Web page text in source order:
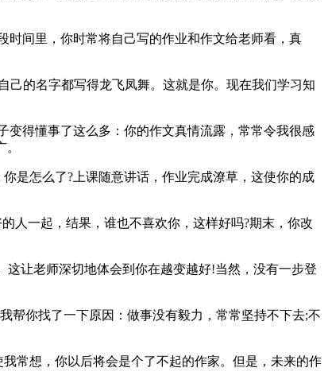
间里，你时常将自己写的作业和作文给老师看，真
的名字都写得龙飞凤舞。这就是你。现在我们学习知
得懂事了这么多：你的作文真情流露，常常令我很感
是怎么了?上课随意讲话，作业完成潦草，这使你的成
一起，结果，谁也不喜欢你，这样好吗?期末，你改
让老师深切地体会到你在越变越好!当然，没有一步登
你找了一下原因：做事没有毅力，常常坚持不下去;不
常想，你以后将会是个了不起的作家。但是，未来的作